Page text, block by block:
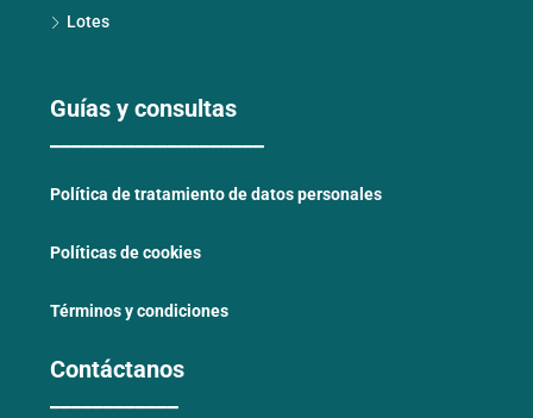
Lotes
Guías y consultas
Política de tratamiento de datos personales
Políticas de cookies
Términos y condiciones
Contáctanos